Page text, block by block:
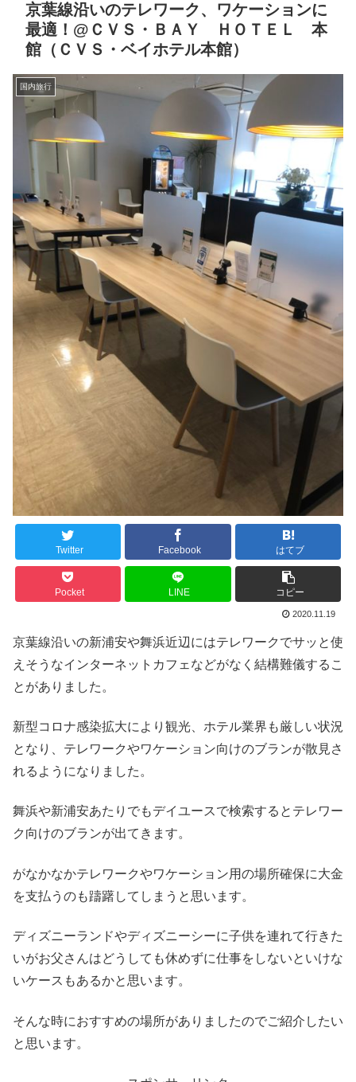
京葉線沿いのテレワーク、ワケーションに
最適！@ＣＶＳ・ＢＡＹ ＨＯＴＥＬ 本
館（ＣＶＳ・ベイホテル本館）
国内旅行
Twitter Facebook はてブ
Pocket LINE コピー
2020.11.19
京葉線沿いの新浦安や舞浜近辺にはテレワークでサッと使
えそうなインターネットカフェなどがなく結構難儀するこ
とがありました。
新型コロナ感染拡大により観光、ホテル業界も厳しい状況
となり、テレワークやワケーション向けのブランが散見さ
れるようになりました。
舞浜や新浦安あたりでもデイユースで検索するとテレワー
ク向けのブランが出てきます。
がなかなかテレワークやワケーション用の場所確保に大金
を支払うのも躊躇してしまうと思います。
ディズニーランドやディズニーシーに子供を連れて行きた
いがお父さんはどうしても休めずに仕事をしないといけな
いケースもあるかと思います。
そんな時におすすめの場所がありましたのでご紹介したい
と思います。